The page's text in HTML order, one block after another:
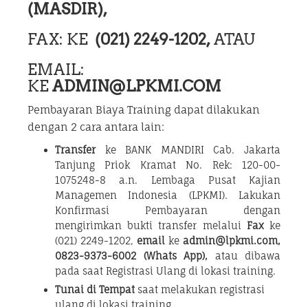
(MASDIR),
FAX: KE (021) 2249-1202,ATAU
EMAIL:
KEADMIN@LPKMI.COM
Pembayaran Biaya Training dapat dilakukan
dengan 2 cara antara lain:
Transferke BANK MANDIRI Cab. Jakarta
Tanjung Priok Kramat No. Rek: 120-00-
1075248-8 a.n. Lembaga Pusat Kajian
Managemen Indonesia (LPKMI). Lakukan
Konfirmasi Pembayaran dengan
mengirimkan bukti transfer melalui Faxke
(021) 2249-1202, email ke admin@lpkmi.com,
0823-9373-6002 (Whats App), atau dibawa
pada saat Registrasi Ulang di lokasi training.
Tunai di Tempat saat melakukan registrasi